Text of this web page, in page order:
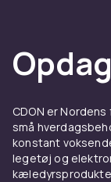
CDON er
små
konstant
legetøj og